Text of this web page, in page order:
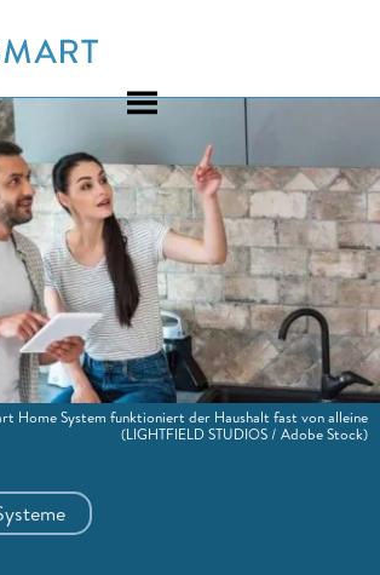
Home System funktioniert der Haushalt fast von alleine
(LIGHTFIELD STUDIOS / Adobe Stock)